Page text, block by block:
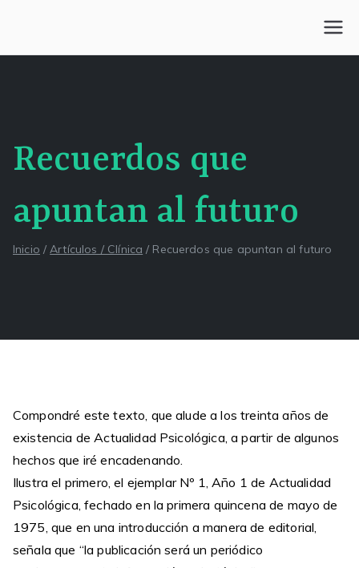
contenido
Centro Kesselman
Recuerdos que
apuntan al futuro
Inicio Artículos / Clínica Recuerdos que apuntan al futuro
Compondré este texto, que alude a los treinta años de
existencia de Actualidad Psicológica, a partir de algunos
hechos que iré encadenando.
Ilustra el primero, el ejemplar Nº 1, Año 1 de Actualidad
Psicológica, fechado en la primera quincena de mayo de
1975, que en una introducción a manera de editorial,
señala que “la publicación será un periódico